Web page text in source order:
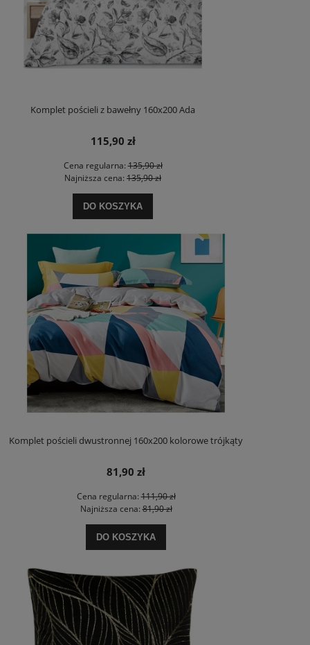
Komplet pościeli z bawełny 160x200 Ada
115,90 zł
Cena regularna:135,90 zł
Najniższa cena: 135,90 zł
DO KOSZYKA
Komplet pościeli dwustronnej 160x200 kolorowe trójkąty
81,90 zł
Cena regularna:111,90 zł
Najniższa cena:81,90 zł
DO KOSZYKA